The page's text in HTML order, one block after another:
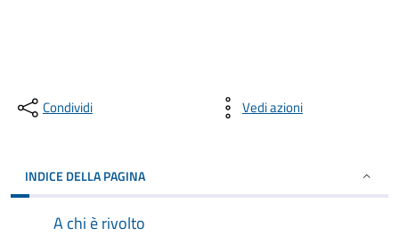
Condividi Vedi azioni
INDICE DELLA PAGINA
A chi è rivolto